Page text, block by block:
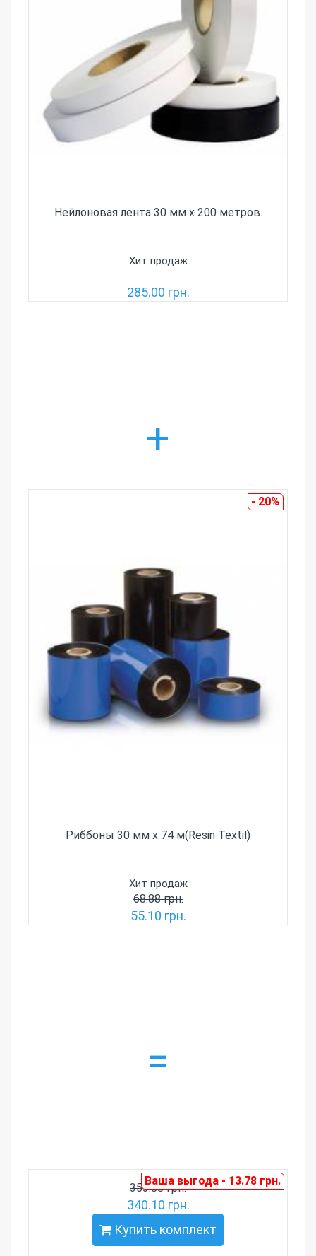
Нейлоновая лента 30 мм х 200 метров.
Хит продаж
285.00 грн.
+
- 20%
Риббоны 30 мм х 74 м(Resin Textil)
Хит продаж
68.88 грн.
55.10 грн.
=
Ваша выгода - 13.78 грн.
353.88 грн.
340.10 грн.
Купить комплект